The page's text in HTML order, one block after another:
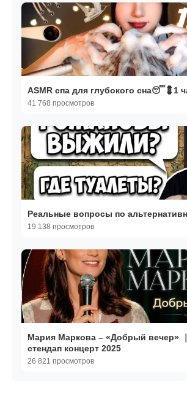
ASMR спа для глубокого сна😴💈1
41 768 просмотров
Реальные вопросы по
19 138 просмотров
Мария Маркова – «Добрый вечер»
стендап концерт 2025
26 821 просмотров